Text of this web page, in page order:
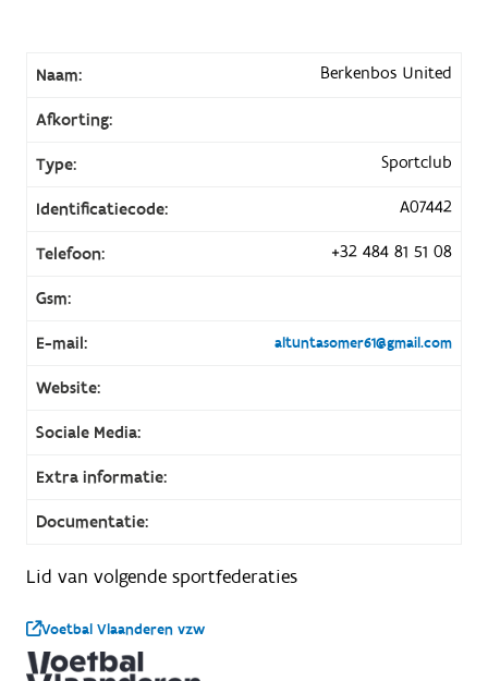
Naam: Berkenbos United
Afkorting:
Type: Sportclub
Identificatiecode: A07442
Telefoon: +32 484 81 51 08
Gsm:
E-mail: altuntasomer61@gmail.com
Website:
Sociale Media:
Extra informatie:
Documentatie:
Lid van volgende sportfederaties
Voetbal Vlaanderen vzw